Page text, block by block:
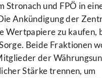
Stronach und FPÖ in
Ankündigung der
Wertpapiere zu kaufen,
Beide Fraktionen
der
Stärke trennen, um